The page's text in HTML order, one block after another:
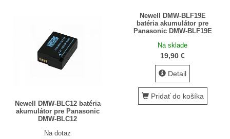
Krytky na objektívy
Makro príslušenstvo
Očnice a hľadáčiky
Ochrana displeja
Newell DMW-BLC12 batéria
akumulátor pre Panasonic
DMW-BLC12
Na dotaz
Newell DMW-BLF19E
batéria akumulátor pre
Panasonic DMW-BLF19E
Na sklade
19,90 €
Detail
Pridať do košíka